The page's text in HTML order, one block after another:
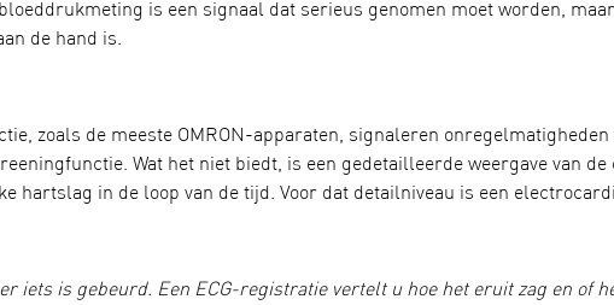
is een signaal dat serieus genomen moet worden,
de hand is.
zoals de meeste OMRON-apparaten, signaleren
Wat het niet biedt, is een gedetailleerde weergave van
hartslag in de loop van de tijd. Voor dat detailniveau is een
iets is gebeurd. Een ECG-registratie vertelt u hoe het eruit zag en of